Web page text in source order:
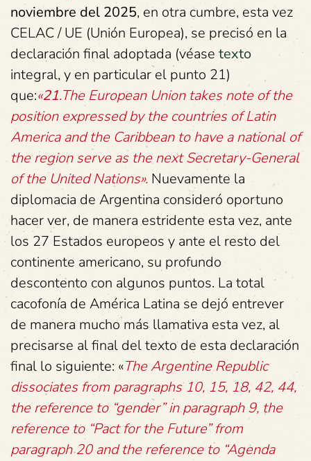
noviembre del 2025, en otra cumbre, esta vez
CELAC / UE (Unión Europea), se precisó en la
declaración final adoptada (véase texto
integral, y en particular el punto 21)
que:«21.The European Union takes note of the
position expressed by the countries of Latin
America and the Caribbean to have a national of
the region serve as the next Secretary-General
of the United Nations». Nuevamente la
diplomacia de Argentina consideró oportuno
hacer ver, de manera estridente esta vez, ante
los 27 Estados europeos y ante el resto del
continente americano, su profundo
descontento con algunos puntos. La total
cacofonía de América Latina se dejó entrever
de manera mucho más llamativa esta vez, al
precisarse al final del texto de esta declaración
final lo siguiente: «The Argentine Republic
dissociates from paragraphs 10, 15, 18, 42, 44,
the reference to “gender” in paragraph 9, the
reference to “Pact for the Future” from
paragraph 20 and the reference to “Agenda